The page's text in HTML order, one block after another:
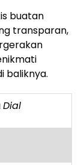
buatan
transparan,
baliknya.
Dial